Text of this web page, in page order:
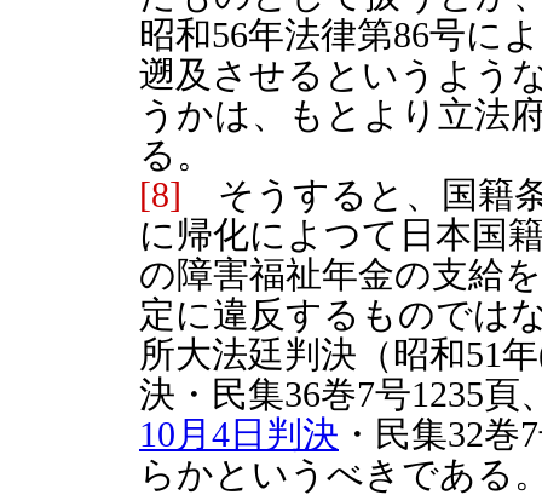
昭和56年法律第86号に
遡及させるというよう
うかは、もとより立法
る。
[8] そうすると、国籍
に帰化によつて日本国
の障害福祉年金の支給
定に違反するものでは
所大法廷判決（昭和51
決・民集36巻7号1235頁
10月4日判決 ・民集32
らかというべきである